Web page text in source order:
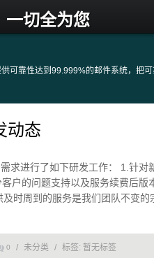
可靠性达到99.999%的邮件系统，把
一切全为您
动态
求进行了如下研发工作： 1.针
户的问题支持以及服务续费后
时周到的服务是我们团队不变
0 / 未分类 / 标签: 暂无标签